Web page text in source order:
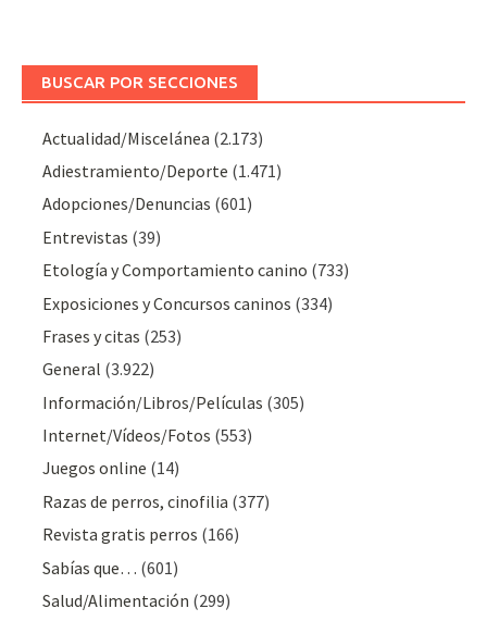
BUSCAR POR SECCIONES
Actualidad/Miscelánea (2.173)
Adiestramiento/Deporte (1.471)
Adopciones/Denuncias (601)
Entrevistas (39)
Etología y Comportamiento canino (733)
Exposiciones y Concursos caninos (334)
Frases y citas (253)
General (3.922)
Información/Libros/Películas (305)
Internet/Vídeos/Fotos (553)
Juegos online (14)
Razas de perros, cinofilia (377)
Revista gratis perros (166)
Sabías que… (601)
Salud/Alimentación (299)